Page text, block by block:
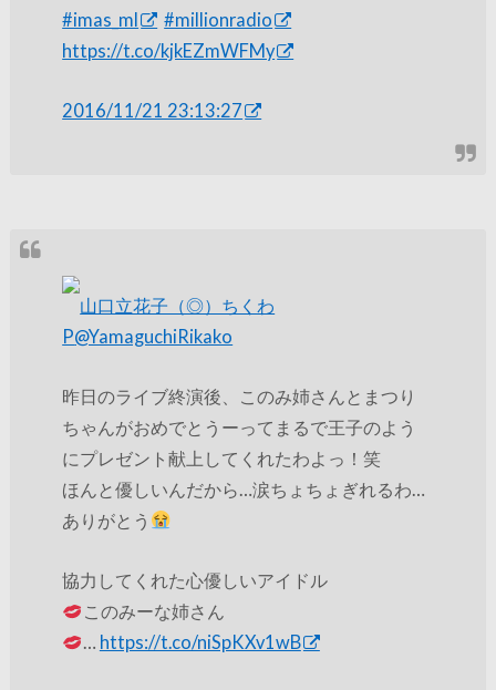
#imas_ml
#millionradio
https://t.co/kjkEZmWFMy
2016/11/21 23:13:27
山口立花子（◎）ちくわ
P@YamaguchiRikako
昨日のライブ終演後、このみ姉さんとまつり
ちゃんがおめでとうーってまるで王子のよう
にプレゼント献上してくれたわよっ！笑
ほんと優しいんだから…涙ちょちょぎれるわ…
ありがとう
協力してくれた心優しいアイドル
このみーな姉さん
… https://t.co/niSpKXv1wB